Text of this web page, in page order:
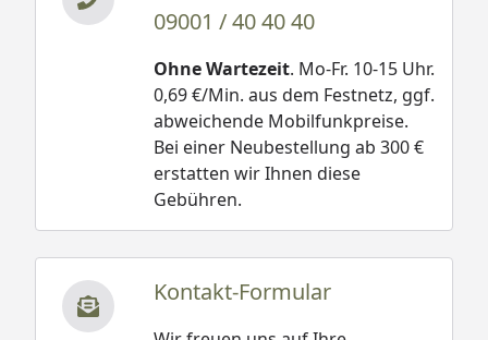
09001 / 40 40 40
Ohne Wartezeit. Mo-Fr. 10-15 Uhr.
0,69 €/Min. aus dem Festnetz, ggf.
abweichende Mobilfunkpreise.
Bei einer Neubestellung ab 300 €
erstatten wir Ihnen diese
Gebühren.
Kontakt-Formular